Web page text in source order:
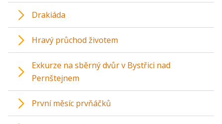
Drakiáda
Hravý průchod životem
Exkurze na sběrný dvůr v Bystřici nad
Pernštejnem
První měsíc prvňáčků